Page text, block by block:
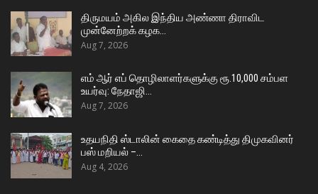
திருமயம் அகில இந்திய அண்ணா திராவிட
முன்னேற்றக் கழக…
Aug 7, 2026
எம் ஆர் எப் தொழிலாளர்களுக்கு ரூ.10,000 சம்பள
உயர்வு: நேதாஜி…
Aug 7, 2026
உதயநிதி ஸ்டாலின் கைதை கண்டித்து திமுகவினர்
பஸ் மறியல் –…
Aug 4, 2026